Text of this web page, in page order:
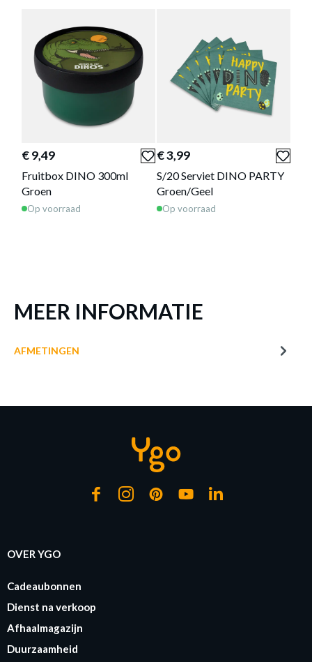
€ 9,49
Fruitbox DINO 300ml
Groen
Op voorraad
€ 3,99
S/20 Serviet DINO PARTY
Groen/Geel
Op voorraad
MEER INFORMATIE
AFMETINGEN
Productnummer: Y14450005242
€ 13,99
Prijs per stuk, incl. btw en excl. verzendkosten
OVER YGO
Cadeaubonnen
Dienst na verkoop
Afhaalmagazijn
Duurzaamheid